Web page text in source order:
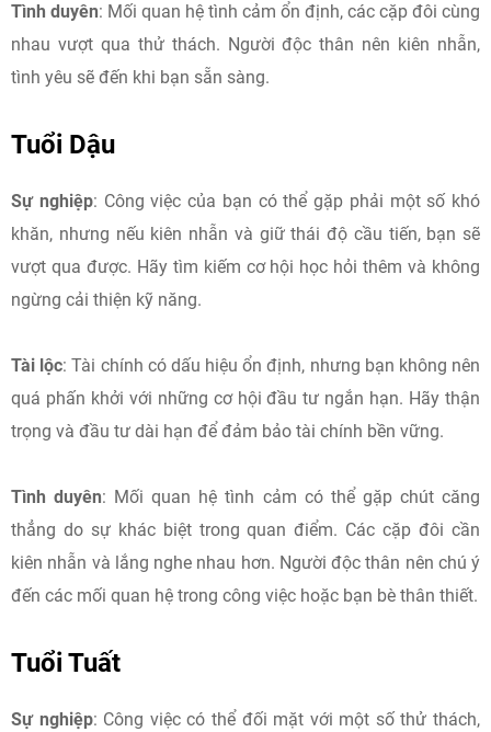
Tình duyên: Mối quan hệ tình cảm ổn định, các cặp đôi cùng
nhau vượt qua thử thách. Người độc thân nên kiên nhẫn,
tình yêu sẽ đến khi bạn sẵn sàng.​
Tuổi Dậu
Sự nghiệp: Công việc của bạn có thể gặp phải một số khó
khăn, nhưng nếu kiên nhẫn và giữ thái độ cầu tiến, bạn sẽ
vượt qua được. Hãy tìm kiếm cơ hội học hỏi thêm và không
ngừng cải thiện kỹ năng.
Tài lộc: Tài chính có dấu hiệu ổn định, nhưng bạn không nên
quá phấn khởi với những cơ hội đầu tư ngắn hạn. Hãy thận
trọng và đầu tư dài hạn để đảm bảo tài chính bền vững.
Tình duyên: Mối quan hệ tình cảm có thể gặp chút căng
thẳng do sự khác biệt trong quan điểm. Các cặp đôi cần
kiên nhẫn và lắng nghe nhau hơn. Người độc thân nên chú ý
đến các mối quan hệ trong công việc hoặc bạn bè thân thiết.
Tuổi Tuất
Sự nghiệp: Công việc có thể đối mặt với một số thử thách,